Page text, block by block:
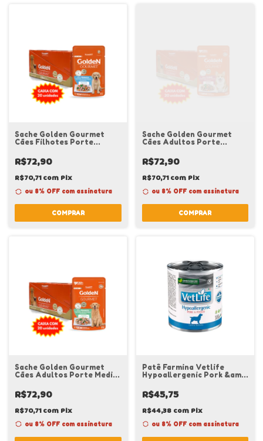
Sache Golden Gourmet
Cães Filhotes Porte
Unidades
R$72,90
R$70,71com Pix
ou 8% OFF com assinatura
COMPRAR
Sache Golden Gourmet
Cães Adultos Porte
Unidades
R$72,90
R$70,71com Pix
ou 8% OFF com assinatura
COMPRAR
Sache Golden Gourmet
Cães Adultos Porte Medio
R$72,90
R$70,71com Pix
ou 8% OFF com assinatura
Patê Farmina Vetlife
Hypoallergenic Pork &amp;
R$45,75
R$44,38 com Pix
ou 8% OFF com assinatura